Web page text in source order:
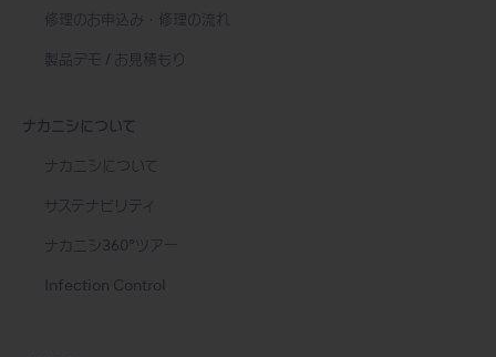
修理のお申込み・修理の流れ
製品デモ / お見積もり
ナカニシについて
ナカニシについて
サステナビリティ
ナカニシ360°ツアー
Infection Control